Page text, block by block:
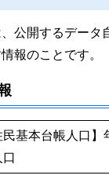
公開するデータ
報のことです。
民基本台帳人口
口